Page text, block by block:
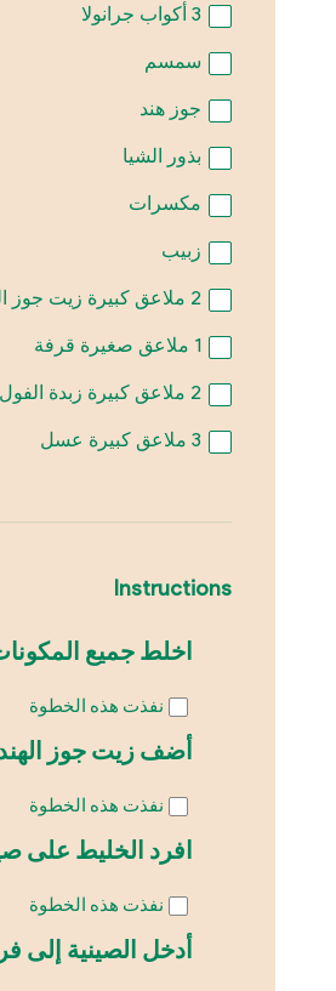
3أكواب جرانولا
سمسم
جوز هند
بذور الشيا
مكسرات
زبيب
2 ملاعق كبيرة زيت جوز
1 ملاعق صغيرة قرفة
2 ملاعق كبيرة زبدة
3ملاعق كبيرة عسل
Instructions
اخلط جميع
نفذت هذه الخطوة
أضف زيت جوز
نفذت هذه الخطوة
افرد الخليط على
نفذت هذه الخطوة
أدخل الصينية إلى فرن مسخن